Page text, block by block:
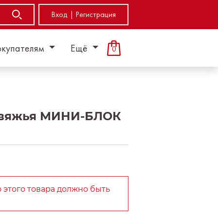
Вход | Регистрация
Ещё 0
МИНИ-БЛОК
этого товара должно быть